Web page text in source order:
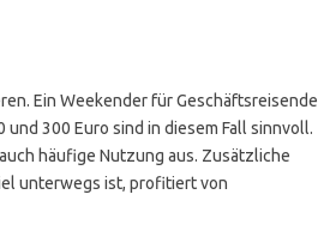
Ein Weekender für Geschäftsreisende
300 Euro sind in diesem Fall sinnvoll.
häufige Nutzung aus. Zusätzliche
unterwegs ist, profitiert von